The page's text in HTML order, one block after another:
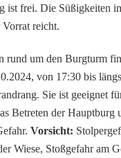
ist frei. Die Süßigkeiten
Vorrat reicht.
um den Burgturm
von 17:30 bis
Sie ist geeignet
Betreten der Hauptburg
Vorsicht:
Wiese, Stoßgefahr am